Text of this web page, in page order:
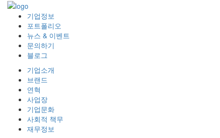
기업정보
포트폴리오
뉴스 & 이벤트
문의하기
블로그
기업소개
브랜드
연혁
사업장
기업문화
사회적 책무
재무정보